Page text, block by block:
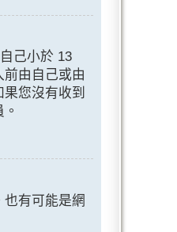
己小於 13
由自己或由
您沒有收到
有可能是網